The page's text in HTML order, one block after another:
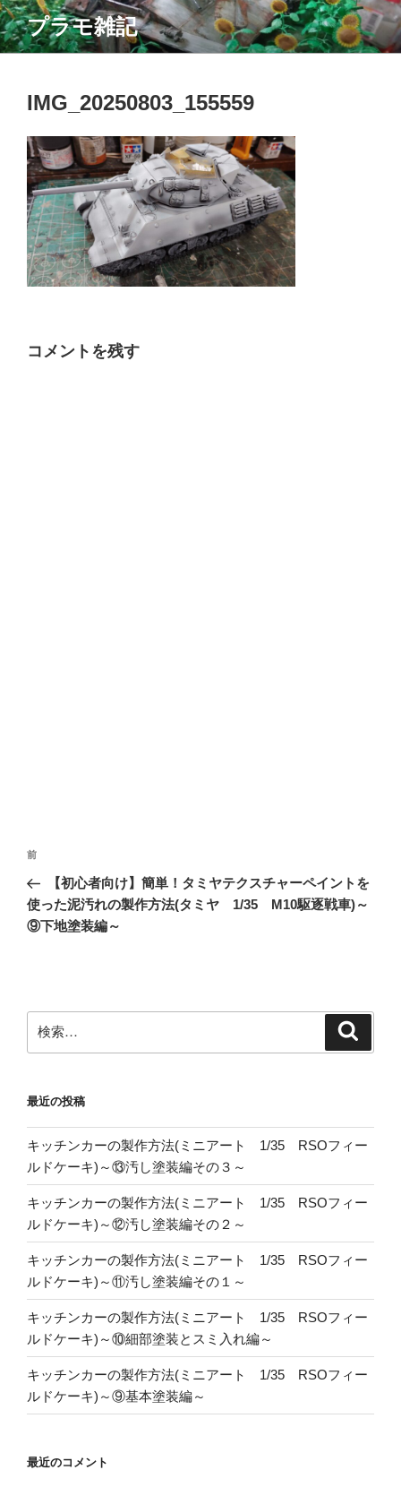
コ
ン
テ
プラモ雑記
IMG_20250803_155559
コメントを残す
投
ナ
ビ
ョ
前
の
投
稿
前
【初心者向け】簡単！タミヤテクスチャーペイントを
使った泥汚れの製作方法(タミヤ 1/35 M10駆逐戦車)～
⑨下地塗装編～
索:
最近の投稿
キッチンカーの製作方法(ミニアート 1/35 RSOフィー
ルドケーキ)～⑬汚し塗装編その３～
キッチンカーの製作方法(ミニアート 1/35 RSOフィー
ルドケーキ)～⑫汚し塗装編その２～
キッチンカーの製作方法(ミニアート 1/35 RSOフィー
ルドケーキ)～⑪汚し塗装編その１～
キッチンカーの製作方法(ミニアート 1/35 RSOフィー
ルドケーキ)～⑩細部塗装とスミ入れ編～
キッチンカーの製作方法(ミニアート 1/35 RSOフィー
ルドケーキ)～⑨基本塗装編～
最近のコメント